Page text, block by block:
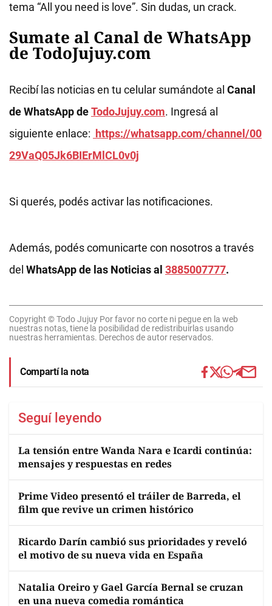
tema “All you need is love”. Sin dudas, un crack.
Sumate al Canal de WhatsApp
de TodoJujuy.com
Recibí las noticias en tu celular sumándote al Canal
de WhatsApp deTodoJujuy.com. Ingresá al
siguiente enlace: https://whatsapp.com/channel/00
29VaQ05Jk6BIErMlCL0v0j
Si querés, podés activar las notificaciones.
Además, podés comunicarte con nosotros a través
del WhatsApp de las Noticias al 3885007777.
Copyright © Todo Jujuy Por favor no corte ni pegue en la web
nuestras notas, tiene la posibilidad de redistribuirlas usando
nuestras herramientas. Derechos de autor reservados.
Compartí la nota
Seguí leyendo
La tensión entre Wanda Nara e Icardi continúa:
mensajes y respuestas en redes
Prime Video presentó el tráiler de Barreda, el
film que revive un crimen histórico
Ricardo Darín cambió sus prioridades y reveló
el motivo de su nueva vida en España
Natalia Oreiro y Gael García Bernal se cruzan
en una nueva comedia romántica